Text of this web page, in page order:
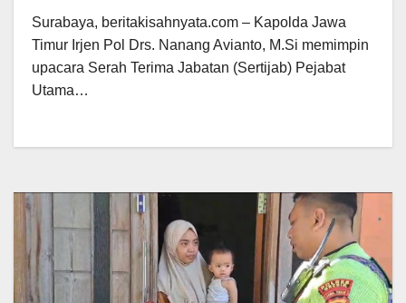
Surabaya, beritakisahnyata.com – Kapolda Jawa
Timur Irjen Pol Drs. Nanang Avianto, M.Si memimpin
upacara Serah Terima Jabatan (Sertijab) Pejabat
Utama…